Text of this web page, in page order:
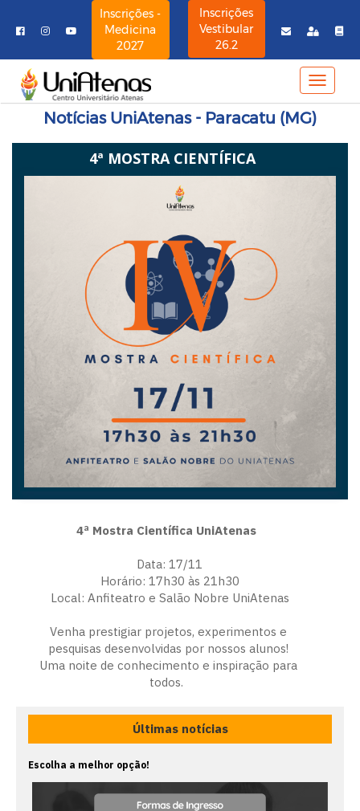
Inscrições -
Medicina
2027
Inscrições
Vestibular
26.2
MENU
Notícias UniAtenas - Paracatu (MG)
4ª MOSTRA CIENTÍFICA
4ª Mostra Científica UniAtenas
Data: 17/11
Horário: 17h30 às 21h30
Local: Anfiteatro e Salão Nobre UniAtenas
Venha prestigiar projetos, experimentos e
pesquisas desenvolvidas por nossos alunos!
Uma noite de conhecimento e inspiração para
todos.
Últimas notícias
Escolha a melhor opção!